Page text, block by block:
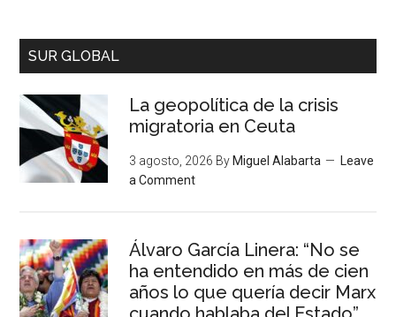
SUR GLOBAL
La geopolítica de la crisis
migratoria en Ceuta
3 agosto, 2026 By Miguel Alabarta
Leave
a Comment
Álvaro García Linera: “No se
ha entendido en más de cien
años lo que quería decir Marx